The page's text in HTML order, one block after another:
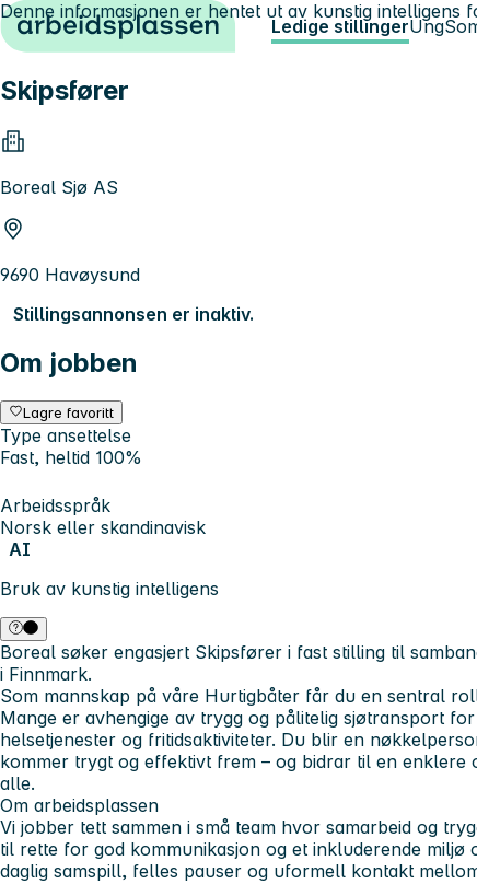
Hopp til innhold Ledige stillingerUng
Skipsfører
Boreal Sjø AS
9690 Havøysund
Stillingsannonsen er inaktiv.
Om jobben
Lagre favoritt
Type ansettelse
Fast, heltid 100%
Arbeidsspråk
Norsk eller skandinavisk
AI
Bruk av kunstig intelligens
Denne informasjonen er hentet ut av kunstig
Boreal søker engasjert Skipsfører i fast stilling til
i Finnmark.
Som mannskap på våre Hurtigbåter får du en sentral
Mange er avhengige av trygg og pålitelig sjøtransport
helsetjenester og fritidsaktiviteter. Du blir en
kommer trygt og effektivt frem – og bidrar til en
alle.
Om arbeidsplassen
Vi jobber tett sammen i små team hvor samarbeid og
til rette for god kommunikasjon og et inkluderende miljø
daglig samspill, felles pauser og uformell kontakt